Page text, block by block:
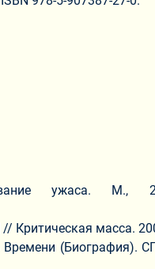
ужаса. М.,
Критическая масса.
(Биография).